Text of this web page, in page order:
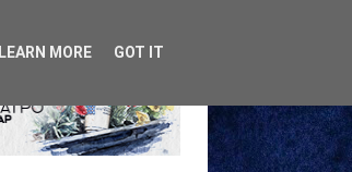
LEARN MORE GOT IT